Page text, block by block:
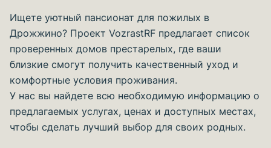
Ищете уютный пансионат для пожилых в
Дрожжино? Проект VozrastRF предлагает список
проверенных домов престарелых, где ваши
близкие смогут получить качественный уход и
комфортные условия проживания.
У нас вы найдете всю необходимую информацию о
предлагаемых услугах, ценах и доступных местах,
чтобы сделать лучший выбор для своих родных.